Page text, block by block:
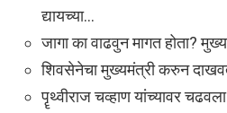
द्यायच्या…
जागा का वाढवुन मागत होता?
शिवसेनेचा मुख्यमंत्री करुन
पॄथ्वीराज चव्हाण यांच्यावर